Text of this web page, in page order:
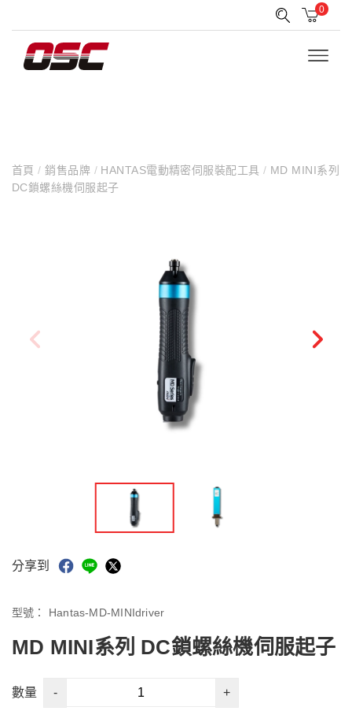
0
首頁/ 銷售品牌 /HANTAS電動精密伺服裝配工具/ MD MINI系列
DC鎖螺絲機伺服起子
分享到
型號： Hantas-MD-MINIdriver
MD MINI系列 DC鎖螺絲機伺服起子
數量 - +